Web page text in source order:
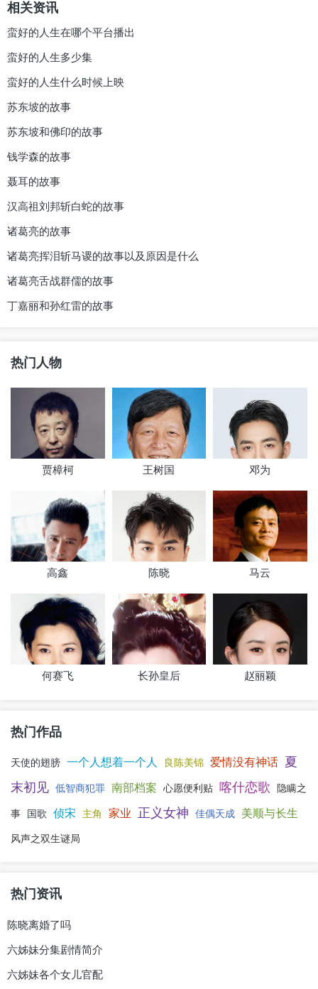
相关资讯
蛮好的人生在哪个平台播出
蛮好的人生多少集
蛮好的人生什么时候上映
苏东坡的故事
苏东坡和佛印的故事
钱学森的故事
聂耳的故事
汉高祖刘邦斩白蛇的故事
诸葛亮的故事
诸葛亮挥泪斩马谡的故事以及原因是什么
诸葛亮舌战群儒的故事
丁嘉丽和孙红雷的故事
热门人物
贾樟柯 王树国 邓为
高鑫 陈晓 马云
何赛飞 长孙皇后 赵丽颖
热门作品
天使的翅膀 一个人想着一个人 良陈美锦 爱情没有神话 夏
末初见 低智商犯罪 南部档案 心愿便利贴 喀什恋歌 隐瞒之
事 国歌 侦宋 主角 家业 正义女神 佳偶天成 美顺与长生
风声之双生谜局
热门资讯
陈晓离婚了吗
六姊妹分集剧情简介
六姊妹各个女儿官配